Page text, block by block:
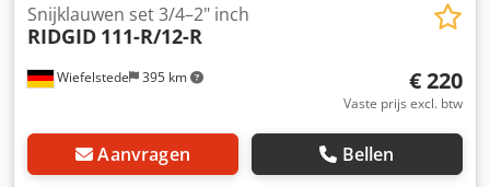
Wiefelstede 395 km
Snijklauwen set 3/4–2" inch
RIDGID 111-R/12-R
€ 220
Vaste prijs excl. btw
Aanvragen Bellen